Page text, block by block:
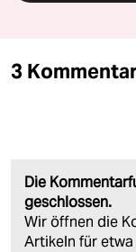
3
Die
geschlossen.
Wir öffnen die
Artikeln für